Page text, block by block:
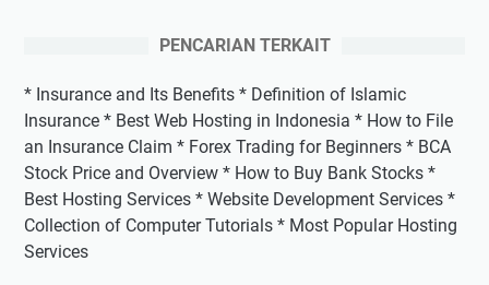
PENCARIAN TERKAIT
* Insurance and Its Benefits * Definition of Islamic
Insurance * Best Web Hosting in Indonesia * How to File
an Insurance Claim * Forex Trading for Beginners * BCA
Stock Price and Overview * How to Buy Bank Stocks *
Best Hosting Services * Website Development Services *
Collection of Computer Tutorials * Most Popular Hosting
Services